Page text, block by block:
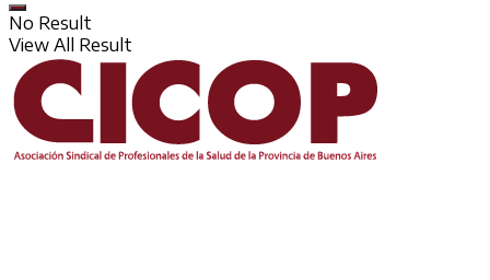
No Result
View All Result